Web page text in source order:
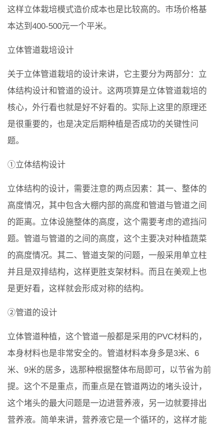
这样立体栽培模式造价成本也是比较高的。市场价格基
本达到400-500元一个平米。
立体管道栽培设计
关于立体管道栽培的设计来讲，它主要分为两部分：立
体结构设计和管道的设计。这两项算是立体管道栽培的
核心，外行看也就是好不好看的。实际上这里的原理还
是很重要的，也是决定后期种植是否成功的关键性问
题。
①立体结构设计
立体结构的设计，需要注意的两点因素：其一、整体的
高度情况，其中包含大棚内部的高度和管道与管道之间
的距离。立体设施整体的高度，这个需要考虑的遮挡问
题。管道与管道的之间的高度，这个主要决对种植蔬菜
的高度情况。其二、管道支架的问题，一般采用单立柱
并且是双排结构，这样更胜支架材料。而且在美观上也
是更好看，这样就会形成对称的结构。
②管道的设计
立体管道种植，这个管道一般都是采用的PVC材料的，
本身材料也是非常安全的。管道材料本身多是3米、6
米、9米的居多，选那种根据整体布局即可，以节省为前
提。这个不是重点，而重点是在管道两边的堵头设计，
这个堵头的最大问题是一边进营养液，另一边就要排出
营养液。简单来讲，营养液它是一个循环的，这样才能